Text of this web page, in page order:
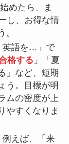
めたら、ま
し、お得な情
。
英語を…」で
格する 」「夏
」など、短期
う。目標が明
ムの密度が上
やすくなりま
例えば、「来